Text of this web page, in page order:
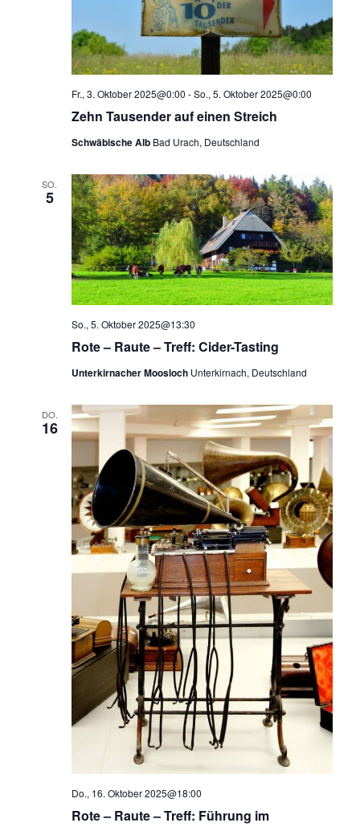
Zehn Tausender auf einen Streich
Fr., 3. Oktober 2025@0:00 -So., 5. Oktober 2025@0:00
Schwäbische Alb Bad Urach, Deutschland
SO.
5
Rote – Raute – Treff: Cider-Tasting
So., 5. Oktober 2025@13:30
Unterkirnacher Moosloch Unterkirnach, Deutschland
DO.
16
Rote – Raute – Treff: Führung im
Do., 16. Oktober 2025@18:00